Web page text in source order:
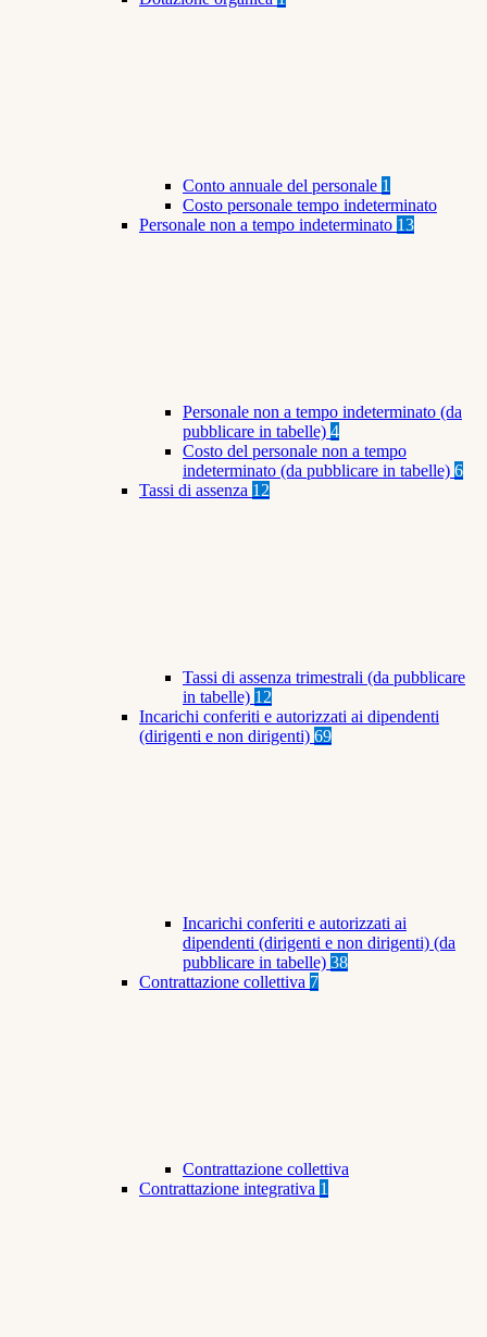
Conto annuale del personale 1
Costo personale tempo indeterminato
Personale non a tempo indeterminato 13
Personale non a tempo indeterminato (da
pubblicare in tabelle) 4
Costo del personale non a tempo
indeterminato (da pubblicare in tabelle) 6
Tassi di assenza 12
Tassi di assenza trimestrali (da pubblicare
in tabelle) 12
Incarichi conferiti e autorizzati ai dipendenti
(dirigenti e non dirigenti) 69
Incarichi conferiti e autorizzati ai
dipendenti (dirigenti e non dirigenti) (da
pubblicare in tabelle) 38
Contrattazione collettiva 7
Contrattazione collettiva
Contrattazione integrativa 1